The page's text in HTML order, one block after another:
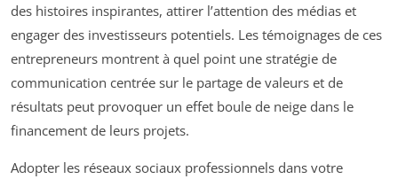
des histoires inspirantes, attirer l’attention des médias et
engager des investisseurs potentiels. Les témoignages de ces
entrepreneurs montrent à quel point une stratégie de
communication centrée sur le partage de valeurs et de
résultats peut provoquer un effet boule de neige dans le
financement de leurs projets.
Adopter les réseaux sociaux professionnels dans votre